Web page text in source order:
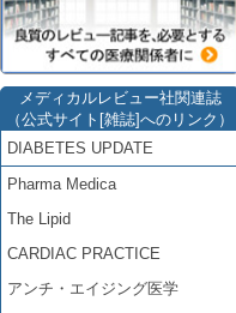
メディカルレビュー社関連誌
（公式サイト[雑誌]へのリンク）
DIABETES UPDATE
Pharma Medica
The Lipid
CARDIAC PRACTICE
アンチ・エイジング医学